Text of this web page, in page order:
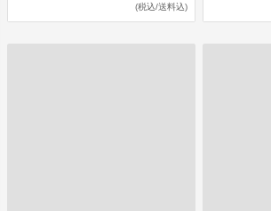
(税込/送料込)